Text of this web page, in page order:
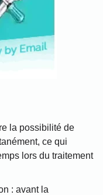
la possibilité de
ce qui
lors du traitement
: avant la